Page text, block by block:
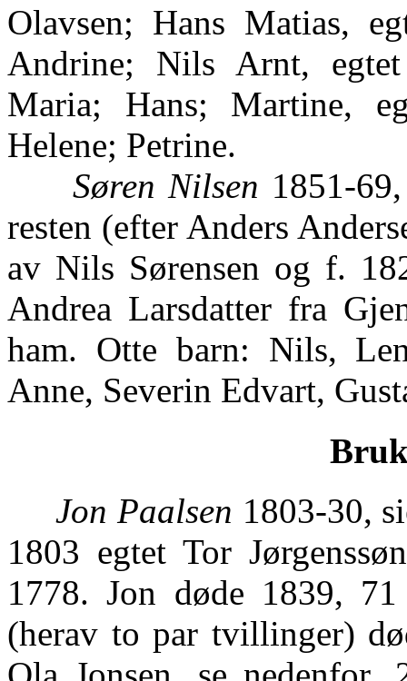
Olavsen; Hans Matias,
Andrine; Nils Arnt,
Maria; Hans; Martine,
Helene; Petrine.
Søren Nilsen 1851-
resten (efter Anders
av Nils Sørensen og f.
Andrea Larsdatter fra
ham. Otte barn: Nils,
Anne, Severin Edvart,
Jon Paalsen 1803-30,
1803 egtet Tor
1778. Jon døde 1839,
(herav to par tvillinger)